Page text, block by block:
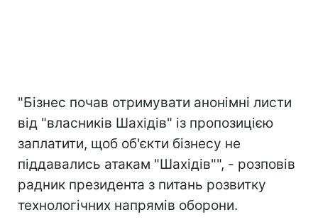
"Бізнес почав отримувати анонімні листи
від "власників Шахідів" із пропозицією
заплатити, щоб об'єкти бізнесу не
піддавались атакам "Шахідів"", - розповів
радник президента з питань розвитку
технологічних напрямів оборони.